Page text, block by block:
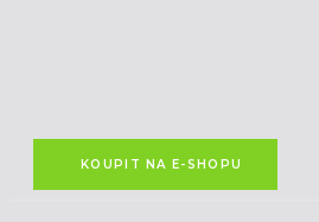
KOUPIT NA E-SHOPU